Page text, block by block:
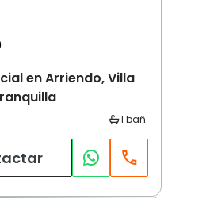
en Arriendo, Villa